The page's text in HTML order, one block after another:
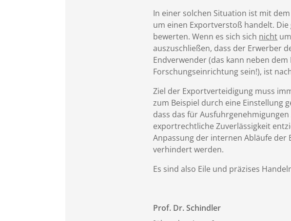
In einer solchen Situation ist mit
um einen Exportverstoß handelt.
bewerten. Wenn es sich sich nicht
auszuschließen, dass der Erwerber
Endverwender (das kann neben
Forschungseinrichtung sein!), ist
Ziel der Exportverteidigung muss
zum Beispiel durch eine Einstellung
dass das für
exportrechtliche Zuverlässigkeit
Anpassung der internen Abläufe der
verhindert werden.
Es sind also Eile und präzises
Prof. Dr. Schindler